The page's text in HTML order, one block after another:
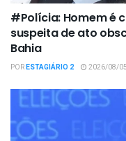
#Polícia: Homem é
suspeita de ato
Bahia
PORESTAGIÁRIO 2 2026/08/05